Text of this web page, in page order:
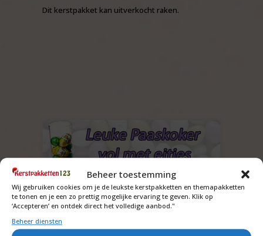
Beheer toestemming
Wij gebruiken cookies om je de leukste kerstpakketten en themapakketten
te tonen en je een zo prettig mogelijke ervaring te geven. Klik op
‘Accepteren’ en ontdek direct het volledige aanbod."
Beheer diensten
Dit kerstpakket kan uitverkocht raken.